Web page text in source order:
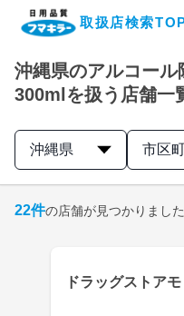
取扱店検索
企業・IR情報サ
製品情報サイト
取扱店検索はこち
沖縄県のアルコー
300mlを扱う店舗一
沖縄県 市区
22件の店舗が見つかりました
ドラッグストア